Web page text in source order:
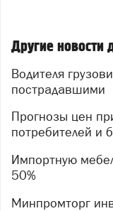
Другие новости
Водителя грузовика лишили прав после ДТП с
пострадавшими
Прогнозы цен признали фактором давления на
потребителей и
Импортную мебель могут обложить пошлинами до
50%
Минпромторг инвестирует в продление